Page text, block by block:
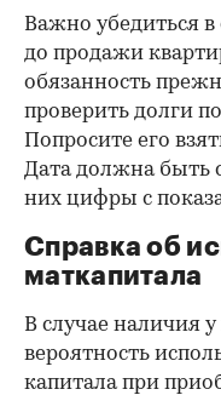
Важно убедиться в
до продажи
обязанность
проверить долги
Попросите его
Дата должна быть
них цифры с
Справка об
маткапитала
В случае наличия
вероятность
капитала при